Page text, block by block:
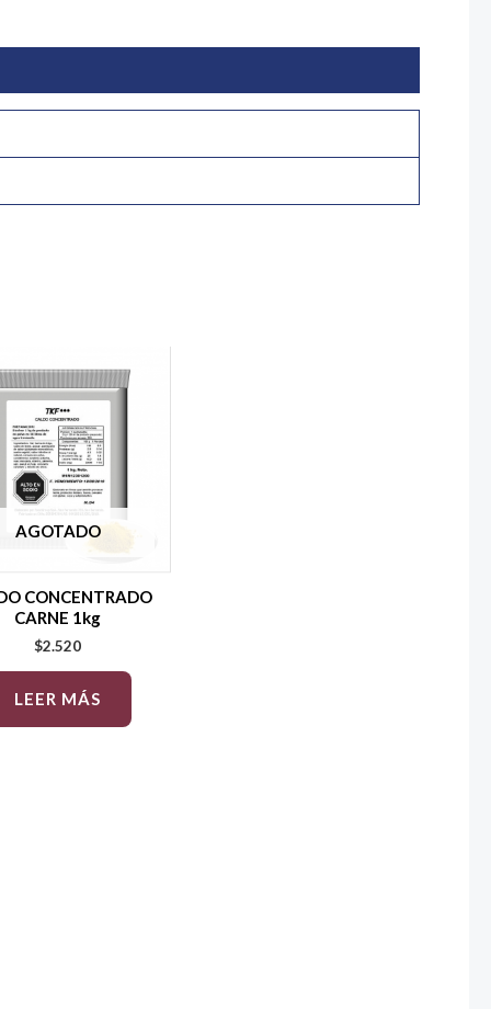
AGOTADO
CONCENTRADO
CARNE 1kg
$2.520
LEER MÁS